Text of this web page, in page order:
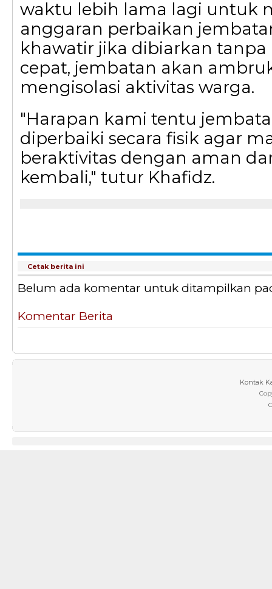
waktu lebih lama lagi untuk
anggaran perbaikan
khawatir jika dibiarkan
cepat, jembatan akan
mengisolasi aktivitas warga.
"Harapan kami tentu
diperbaiki secara fisik agar
beraktivitas dengan aman
kembali," tutur Khafidz.
Cetak berita ini
Belum ada komentar untuk ditampilkan
Komentar Berita
Kontak